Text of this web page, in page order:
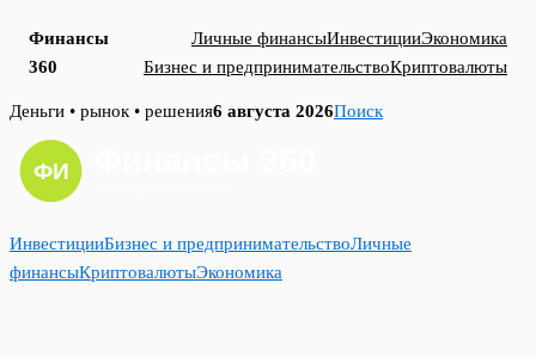
Финансы
360
Личные финансыИнвестицииЭкономика
Бизнес и предпринимательствоКриптовалюты
Skip
content
Деньги • рынок • решения6 августа 2026Поиск
ИнвестицииБизнес и предпринимательствоЛичные
финансыКриптовалютыЭкономика